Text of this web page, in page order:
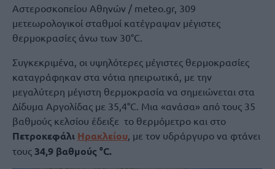
Αστεροσκοπείου Αθηνών / meteo.gr, 309
μετεωρολογικοί σταθμοί κατέγραψαν μέγιστες
θερμοκρασίες άνω των 30°C.
Συγκεκριμένα, οι υψηλότερες μέγιστες θερμοκρασίες
καταγράφηκαν στα νότια ηπειρωτικά, με την
μεγαλύτερη μέγιστη θερμοκρασία να σημειώνεται στα
Δίδυμα Αργολίδας με 35,4°C. Mια «ανάσα» από τους 35
βαθμούς κελσίου έδειξε το θερμόμετρο και στο
Πετροκεφάλι Ηρακλείου, με τον υδράργυρο να φτάνει
τους 34,9 βαθμούς °C.